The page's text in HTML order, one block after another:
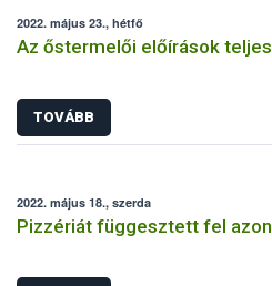
2022. május 23., hétfő
Az őstermelői előírások
TOVÁBB
2022. május 18., szerda
Pizzériát függesztett fel